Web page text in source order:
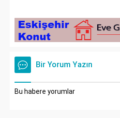
Bir Yorum Yazın
Bu habere yorumlar